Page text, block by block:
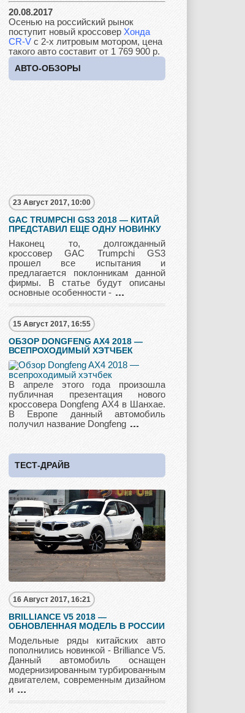
Lotus Lincoln Maserati
Nissan Opel Pagani
Peugeot Pontiac Porshe
Renault Rolls Royce
Saab Scion Seat
Suzuki Toyota UAZ
Vauxhall Volkswagen Volvo
Zotye
20.08.2017
Осенью на российский рынок
поступит новый кроссовер Хонда
CR-V с 2-х литровым мотором, цена
такого авто составит от 1 769 900 р.
АВТО-ОБЗОРЫ
23 Август 2017, 10:00
GAC TRUMPCHI GS3 2018 — КИТАЙ
ПРЕДСТАВИЛ ЕЩЕ ОДНУ НОВИНКУ
Наконец то, долгожданный
кроссовер GAC Trumpchi GS3
прошел все испытания и
предлагается поклонникам данной
фирмы. В статье будут описаны
основные особенности -
15 Август 2017, 16:55
ОБЗОР DONGFENG AX4 2018 —
ВСЕПРОХОДИМЫЙ ХЭТЧБЕК
В апреле этого года произошла
публичная презентация нового
кроссовера Dongfeng AX4 в Шанхае.
В Европе данный автомобиль
получил название Dongfeng
ТЕСТ-ДРАЙВ
16 Август 2017, 16:21
BRILLIANCE V5 2018 —
ОБНОВЛЕННАЯ МОДЕЛЬ В РОССИИ
Модельные ряды китайских авто
пополнились новинкой - Brilliance V5.
Данный автомобиль оснащен
модернизированным турбированным
двигателем, современным дизайном
и